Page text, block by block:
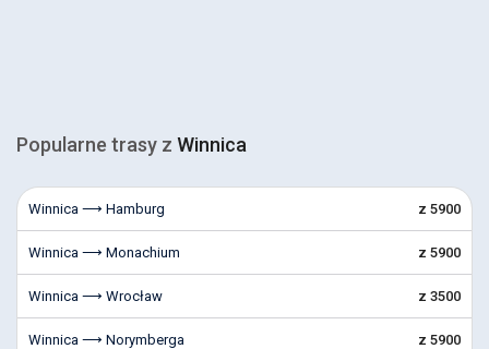
Popularne trasy z Winnica
Winnica ⟶ Hamburg z 5900
Winnica ⟶ Monachium z 5900
Winnica ⟶ Wrocław z 3500
Winnica ⟶ Norymberga z 5900